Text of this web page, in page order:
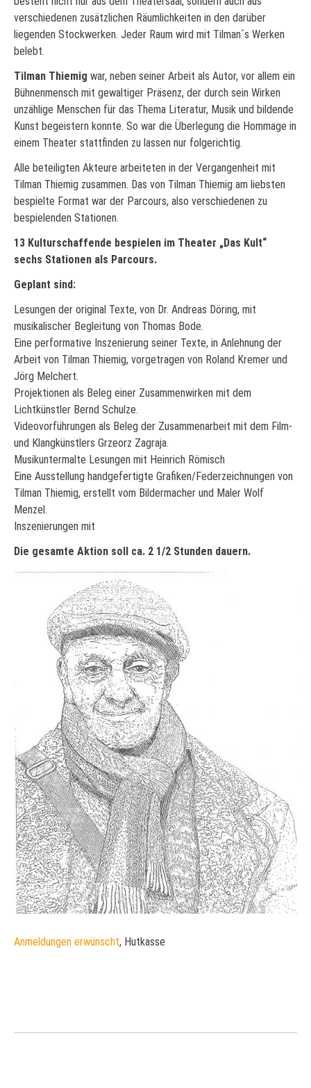
verschiedenen zusätzlichen Räumlichkeiten in den darüber
liegenden Stockwerken. Jeder Raum wird mit Tilman´s Werken
belebt.
Tilman Thiemig war, neben seiner Arbeit als Autor, vor allem ein
Bühnenmensch mit gewaltiger Präsenz, der durch sein Wirken
unzählige Menschen für das Thema Literatur, Musik und bildende
Kunst begeistern konnte. So war die Überlegung die Hommage in
einem Theater stattfinden zu lassen nur folgerichtig.
Alle beteiligten Akteure arbeiteten in der Vergangenheit mit
Tilman Thiemig zusammen. Das von Tilman Thiemig am liebsten
bespielte Format war der Parcours, also verschiedenen zu
bespielenden Stationen.
13 Kulturschaffende bespielen im Theater „Das Kult“
sechs Stationen als Parcours.
Geplant sind:
Lesungen der original Texte, von Dr. Andreas Döring, mit
musikalischer Begleitung von Thomas Bode.
Eine performative Inszenierung seiner Texte, in Anlehnung der
Arbeit von Tilman Thiemig, vorgetragen von Roland Kremer und
Jörg Melchert.
Projektionen als Beleg einer Zusammenwirken mit dem
Lichtkünstler Bernd Schulze.
Videovorführungen als Beleg der Zusammenarbeit mit dem Film-
und Klangkünstlers Grzeorz Zagraja.
Musikuntermalte Lesungen mit Heinrich Römisch
Eine Ausstellung handgefertigte Grafiken/Federzeichnungen von
Tilman Thiemig, erstellt vom Bildermacher und Maler Wolf
Menzel.
Inszenierungen mit
Die gesamte Aktion soll ca. 2 1/2 Stunden dauern.
Anmeldungen erwünscht, Hutkasse